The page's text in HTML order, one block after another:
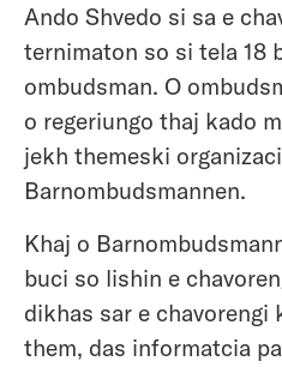
Ando Shvedo si sa e
ternimaton so si tela 18
ombudsman. O
o regeriungo thaj kado
jekh themeski
Barnombudsmannen.
Khaj o
buci so lishin e
dikhas sar e chavorengi
them, das informatcia